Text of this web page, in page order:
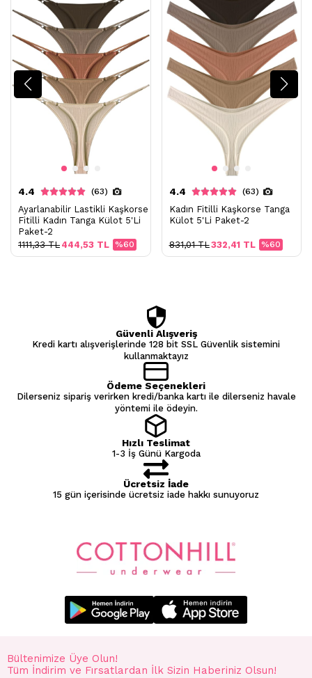
4.4 (63)
Ayarlanabilir Lastikli Kaşkorse
Fitilli Kadın Tanga Külot 5'Li
Paket-2
%60
444,53 TL
1111,33 TL
4.4 (63)
Kadın Fitilli Kaşkorse Tanga
Külot 5'Li Paket-2
%60
332,41 TL
831,01 TL
Güvenli Alışveriş
Kredi kartı alışverişlerinde 128 bit SSL Güvenlik sistemini
kullanmaktayız
Ödeme Seçenekleri
Dilerseniz sipariş verirken kredi/banka kartı ile dilerseniz havale
yöntemi ile ödeyin.
Hızlı Teslimat
1-3 İş Günü Kargoda
Ücretsiz İade
15 gün içerisinde ücretsiz iade hakkı sunuyoruz
Bültenimize Üye Olun!
Tüm İndirim ve Fırsatlardan İlk Sizin Haberiniz Olsun!